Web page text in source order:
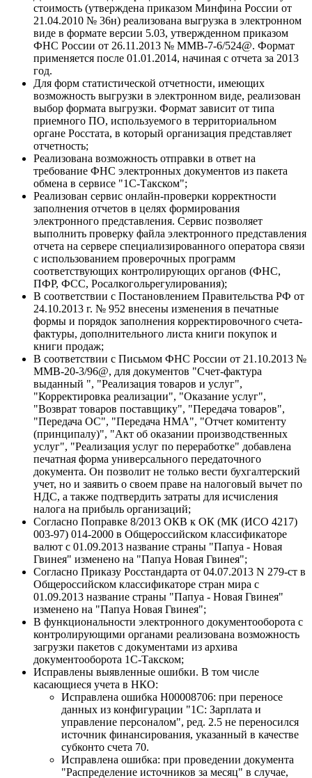
стоимость (утверждена приказом Минфина России от
21.04.2010 № 36н) реализована выгрузка в электронном
виде в формате версии 5.03, утвержденном приказом
ФНС России от 26.11.2013 № ММВ-7-6/524@. Формат
применяется после 01.01.2014, начиная с отчета за 2013
год.
Для форм статистической отчетности, имеющих
возможность выгрузки в электронном виде, реализован
выбор формата выгрузки. Формат зависит от типа
приемного ПО, используемого в территориальном
органе Росстата, в который организация представляет
отчетность;
Реализована возможность отправки в ответ на
требование ФНС электронных документов из пакета
обмена в сервисе "1С-Такском";
Реализован сервис онлайн-проверки корректности
заполнения отчетов в целях формирования
электронного представления. Сервис позволяет
выполнить проверку файла электронного представления
отчета на сервере специализированного оператора связи
с использованием проверочных программ
соответствующих контролирующих органов (ФНС,
ПФР, ФСС, Росалкогольрегулирования);
В соответствии с Постановлением Правительства РФ от
24.10.2013 г. № 952 внесены изменения в печатные
формы и порядок заполнения корректировочного счета-
фактуры, дополнительного листа книги покупок и
книги продаж;
В соответствии с Письмом ФНС России от 21.10.2013 №
ММВ-20-3/96@, для документов "Счет-фактура
выданный ", "Реализация товаров и услуг",
"Корректировка реализации", "Оказание услуг",
"Возврат товаров поставщику", "Передача товаров",
"Передача ОС", "Передача НМА", "Отчет комитенту
(принципалу)", "Акт об оказании производственных
услуг", "Реализация услуг по переработке" добавлена
печатная форма универсального передаточного
документа. Он позволит не только вести бухгалтерский
учет, но и заявить о своем праве на налоговый вычет по
НДС, а также подтвердить затраты для исчисления
налога на прибыль организаций;
Согласно Поправке 8/2013 ОКВ к ОК (МК (ИСО 4217)
003-97) 014-2000 в Общероссийском классификаторе
валют с 01.09.2013 название страны "Папуа - Новая
Гвинея" изменено на "Папуа Новая Гвинея";
Согласно Приказу Росстандарта от 04.07.2013 N 279-ст в
Общероссийском классификаторе стран мира с
01.09.2013 название страны "Папуа - Новая Гвинея"
изменено на "Папуа Новая Гвинея";
В функциональности электронного документооборота с
контролирующими органами реализована возможность
загрузки пакетов с документами из архива
документооборота 1С-Такском;
Исправлены выявленные ошибки. В том числе
касающиеся учета в НКО:
Исправлена ошибка Н00008706: при переносе
данных из конфигурации "1С: Зарплата и
управление персоналом", ред. 2.5 не переносился
источник финансирования, указанный в качестве
субконто счета 70.
Исправлена ошибка: при проведении документа
"Распределение источников за месяц" в случае,